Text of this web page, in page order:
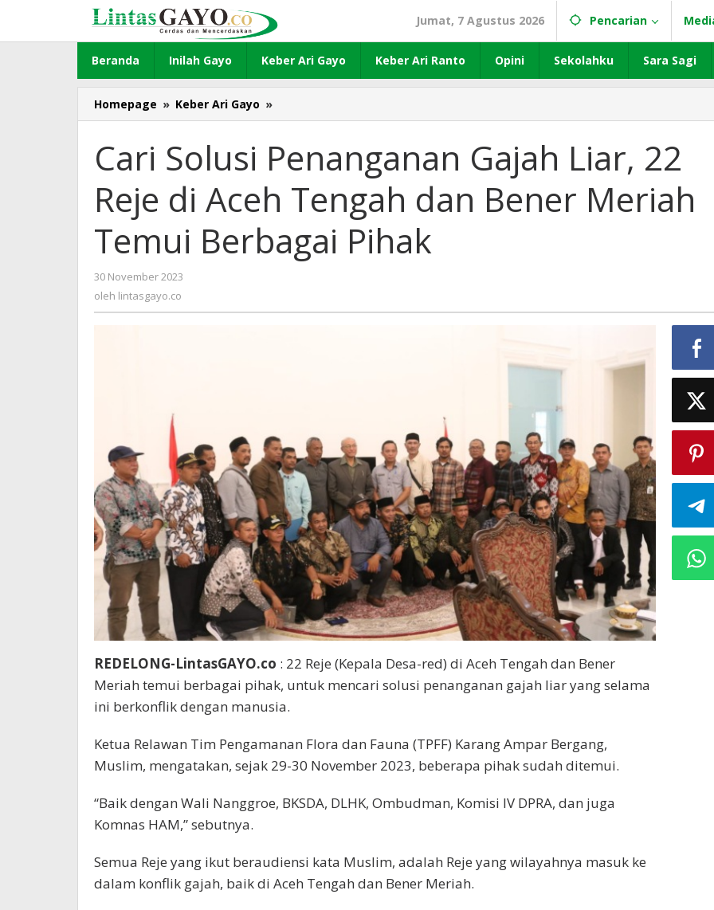
konten
Jumat, 7 Agustus 2026 Pencarian
Beranda Inilah Gayo Keber Ari Gayo Keber Ari Ranto Opini Sekolahku Sara Sagi
Homepage » Keber Ari Gayo »
Solusi
Gajah
Liar,
Reje
Aceh
Tengah
Cari Solusi Penanganan Gajah Liar, 22
Reje di Aceh Tengah dan Bener Meriah
Temui Berbagai Pihak
30 November 2023
oleh lintasgayo.co
REDELONG-LintasGAYO.co : 22 Reje (Kepala Desa-red) di Aceh Tengah dan Bener
Meriah temui berbagai pihak, untuk mencari solusi penanganan gajah liar yang selama
ini berkonflik dengan manusia.
Ketua Relawan Tim Pengamanan Flora dan Fauna (TPFF) Karang Ampar Bergang,
Muslim, mengatakan, sejak 29-30 November 2023, beberapa pihak sudah ditemui.
“Baik dengan Wali Nanggroe, BKSDA, DLHK, Ombudman, Komisi IV DPRA, dan juga
Komnas HAM,” sebutnya.
Semua Reje yang ikut beraudiensi kata Muslim, adalah Reje yang wilayahnya masuk ke
dalam konflik gajah, baik di Aceh Tengah dan Bener Meriah.